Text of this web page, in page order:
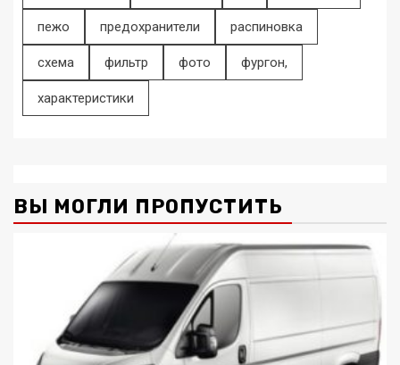
пежо предохранители распиновка
схема фильтр фото фургон,
характеристики
ВЫ МОГЛИ ПРОПУСТИТЬ